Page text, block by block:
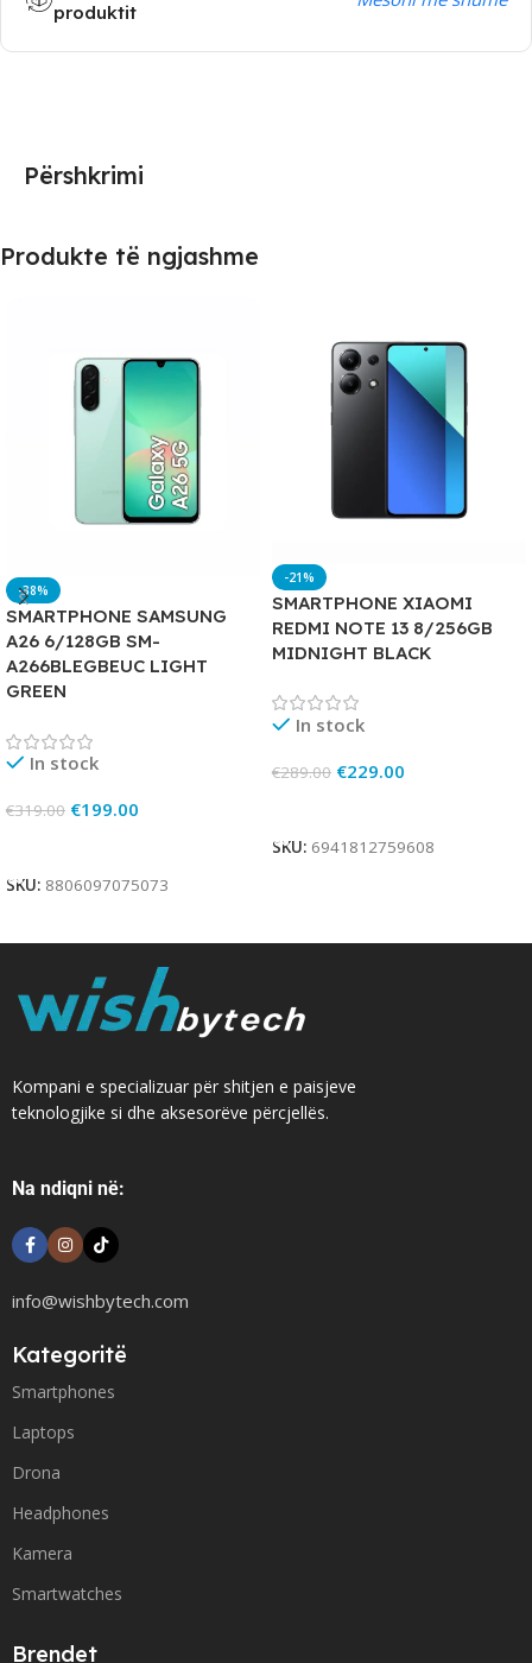
produktit
Përshkrimi
Produkte të ngjashme
-38%
SMARTPHONE SAMSUNG
A26 6/128GB SM-
A266BLEGBEUC LIGHT
GREEN
In stock
€319.00 €199.00
SKU: 8806097075073
-21%
SMARTPHONE XIAOMI
REDMI NOTE 13 8/256GB
MIDNIGHT BLACK
In stock
€289.00 €229.00
SKU: 6941812759608
Kompani e specializuar për shitjen e paisjeve
teknologjike si dhe aksesorëve përcjellës.
Na ndiqni në:
info@wishbytech.com
Kategoritë
Smartphones
Laptops
Drona
Headphones
Kamera
Smartwatches
Brendet